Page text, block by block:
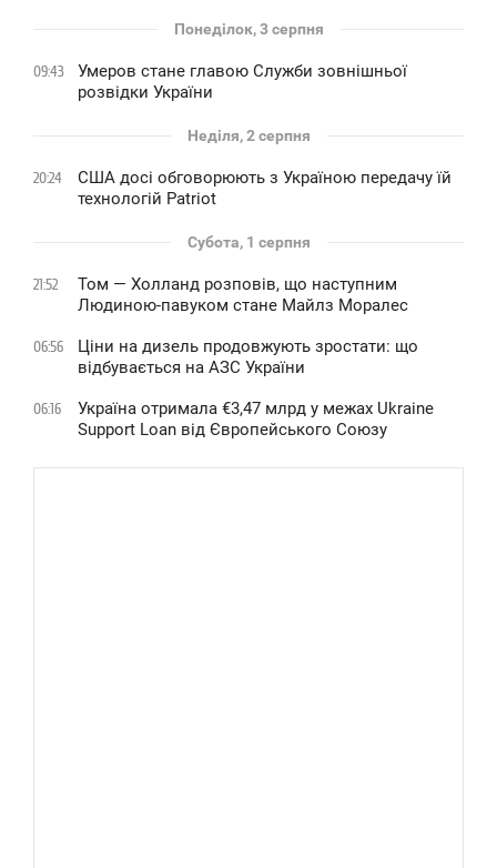
Понеділок, 3 серпня
09:43
Умеров стане главою Служби зовнішньої
розвідки України
Неділя, 2 серпня
20:24
США досі обговорюють з Україною передачу їй
технологій Patriot
Субота, 1 серпня
21:52
Том — Холланд розповів, що наступним
Людиною-павуком стане Майлз Моралес
06:56
Ціни на дизель продовжують зростати: що
відбувається на АЗС України
06:16
Україна отримала €3,47 млрд у межах Ukraine
Support Loan від Європейського Союзу